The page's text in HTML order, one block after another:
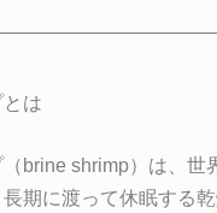
は
brine shrimp）は、
期に渡って休眠する